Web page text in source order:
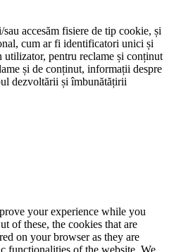
accesăm fisiere de tip cookie, și
cum ar fi identificatori unici și
pentru reclame și conținut
și de conținut, informații despre
dezvoltării și îmbunătățirii
your experience while you
of these, the cookies that are
on your browser as they are